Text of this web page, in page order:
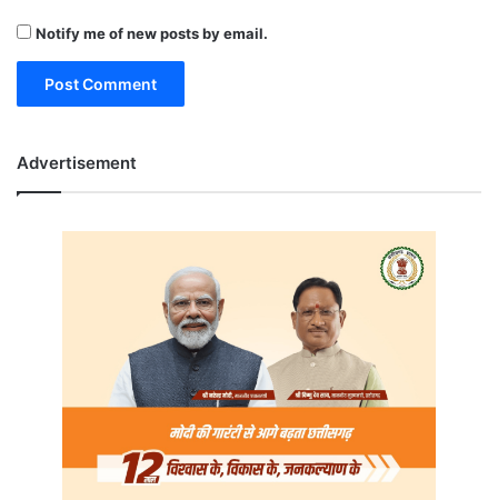
Notify me of new posts by email.
Advertisement